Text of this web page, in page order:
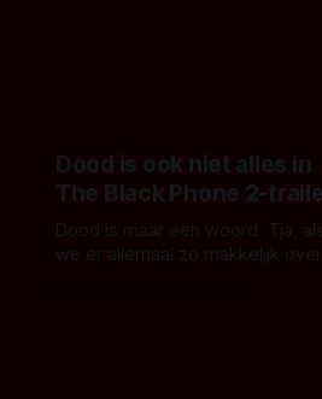
Dood is ook niet alles in
The Black Phone 2-
Dood is maar een woord. Tja,
we er allemaal zo makkelijk over